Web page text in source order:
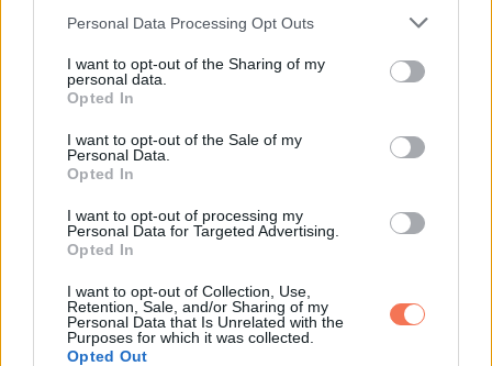
Please note that this website/app uses one or more Google
not limited to your visit or usage behaviour. You may click to
grant or deny consent to Google and its third-party tags to
use your data for below specified purposes in below Google
consent section.
Personal Data Processing Opt Outs
I want to opt-out of the Sharing of my
personal data.
Opted In
I want to opt-out of the Sale of my
Personal Data.
Opted In
I want to opt-out of processing my
Personal Data for Targeted Advertising.
Opted In
I want to opt-out of Collection, Use,
Retention, Sale, and/or Sharing of my
Personal Data that Is Unrelated with the
Purposes for which it was collected.
Opted Out
WhatsappRedditShare
ELŐZŐ POSZT
Mit jelent, ha evés után rögtön székelni
kell?